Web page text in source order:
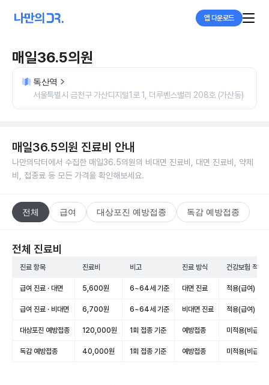
앱 다운로드
매일36.5의원
독산역
서울특별시 금천구 가산디지털1로 1, 더루벤스밸리 208호 (가산동)
매일36.5의원 진료비 안내
나만의닥터에서 수집한 매일36.5의원의 비대면 진료비, 대면 진료비, 약제
비, 접종료 등 모든 가격을 확인해보세요.
전체 급여 대상포진 예방접종 독감 예방접종
전체 진료비
진료 항목 진료비 비고 진료 방식 건강보험 적용
급여 진료 · 대면 5,600원 6~64세 기준 대면 진료 적용(급여)
급여 진료 · 비대면 6,700원 6~64세 기준 비대면 진료 적용(급여)
대상포진 예방접종 120,000원 1회 접종 기준 예방접종 미적용(비급여)
독감 예방접종 40,000원 1회 접종 기준 예방접종 미적용(비급여)